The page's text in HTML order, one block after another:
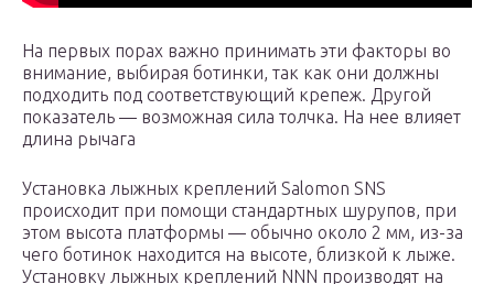
На первых порах важно принимать эти факторы во
внимание, выбирая ботинки, так как они должны
подходить под соответствующий крепеж. Другой
показатель — возможная сила толчка. На нее влияет
длина рычага
Установка лыжных креплений Salomon SNS
происходит при помощи стандартных шурупов, при
этом высота платформы — обычно около 2 мм, из-за
чего ботинок находится на высоте, близкой к лыже.
Установку лыжных креплений NNN производят на